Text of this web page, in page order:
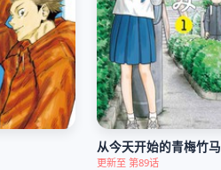
从今天开始的青梅竹马
更新至 第89话